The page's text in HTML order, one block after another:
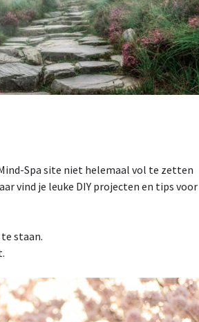
Totemdier Workshop
Pendelen.
Bos of Zee
Spa site niet helemaal vol te zetten
vind je leuke DIY projecten en tips voor
staan.